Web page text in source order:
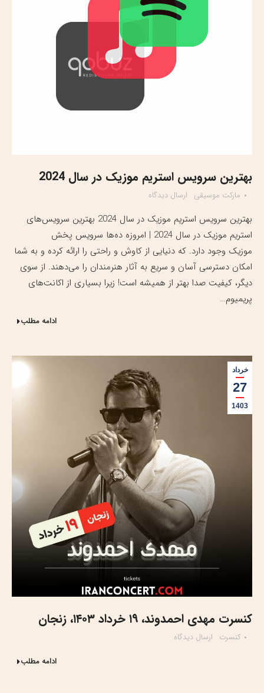
بهترین سرویس‌ استریم موزیک در سال 2024
مارکت موسیقی ارسال دیدگاه
بهترین سرویس‌ استریم موزیک در سال 2024 بهترین سرویس‌های
استریم موزیک در سال 2024 | امروزه ده‌ها سرویس‌ پخش
موزیک وجود دارد. که دنیایی از کاوش و راحتی را ارائه کرده و به شما
امکان دسترسی آسان و سریع به آثار هنرمندان را می‌دهند. از سوی
دیگر، کیفیت صدا بهتر از همیشه است! زیرا بسیاری از اکانت‌های
پریمیوم…
ادامه مطلب
خرداد
27
1403
کنسرت مهدی احمدوند، ۱۹ خرداد ۱۴۰۳، زنجان
کنسرت
ارسال دیدگاه
ادامه مطلب